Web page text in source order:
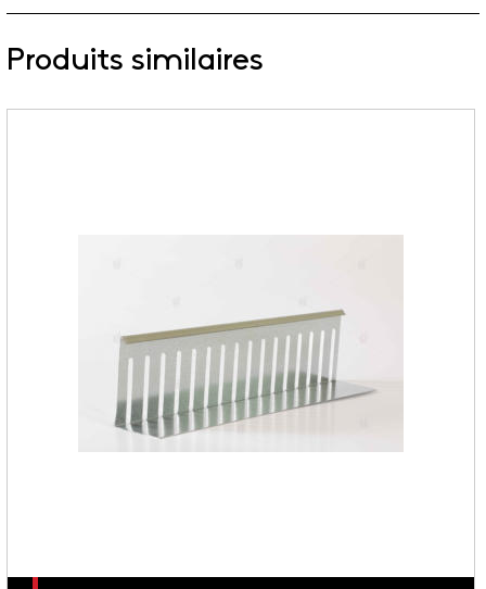
Produits similaires